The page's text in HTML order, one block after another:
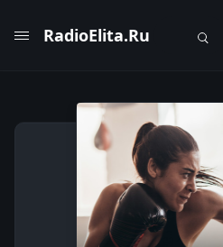
RadioElita.Ru